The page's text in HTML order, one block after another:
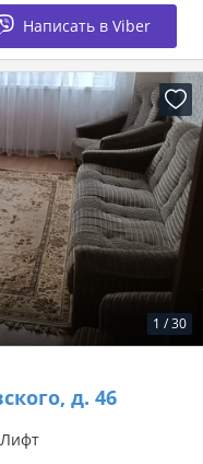
Написать в Viber
1 /30
д. 46
Лифт